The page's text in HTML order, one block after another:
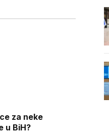
za neke
u BiH?